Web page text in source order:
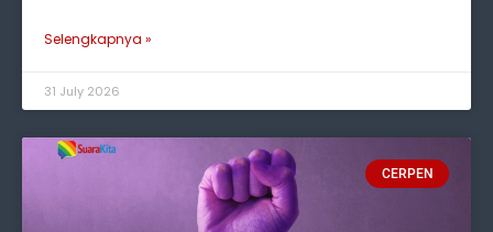
Selengkapnya »
31 July 2026
CERPEN